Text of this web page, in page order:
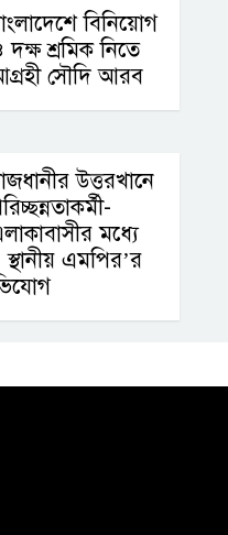
বিনিয়োগ
শ্রমিক নিতে
সৌদি আরব
উত্তরখানে
মধ্যে
এমপির’র